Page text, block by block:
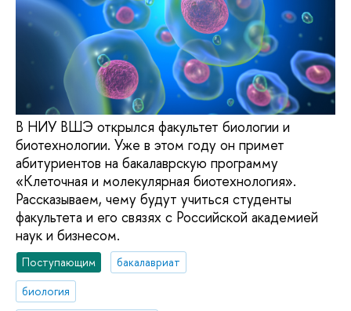
В НИУ ВШЭ открылся факультет биологии и
биотехнологии. Уже в этом году он примет
абитуриентов на бакалаврскую программу
«Клеточная и молекулярная биотехнология».
Рассказываем, чему будут учиться студенты
факультета и его связях с Российской академией
наук и бизнесом.
Поступающим
бакалавриат
биология